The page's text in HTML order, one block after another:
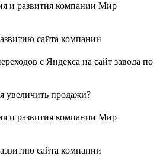
и развития компании Мир
сайта компании
с Яндекса на сайт завода по
увеличить продажи?
и развития компании Мир
сайта компании